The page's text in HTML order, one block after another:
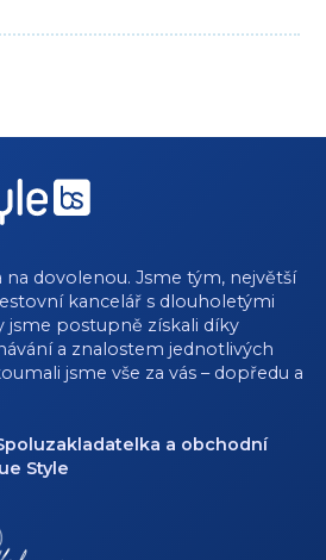
na dovolenou. Jsme tým, největší
kancelář s dlouholetými
jsme postupně získali díky
a znalostem jednotlivých
jsme vše za vás – dopředu a
a obchodní
Style